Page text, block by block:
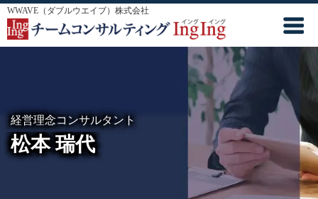
WWAVE（ダブルウエイブ）株式会社
経営理念コンサルタント
松本 瑞代